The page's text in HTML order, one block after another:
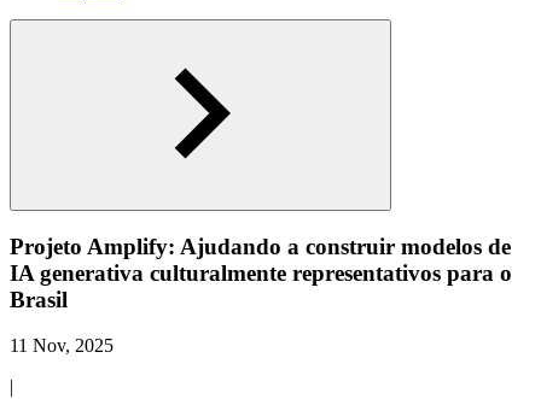
Projeto Amplify: Ajudando a construir modelos de
IA generativa culturalmente representativos para o
Brasil
11 Nov, 2025
|